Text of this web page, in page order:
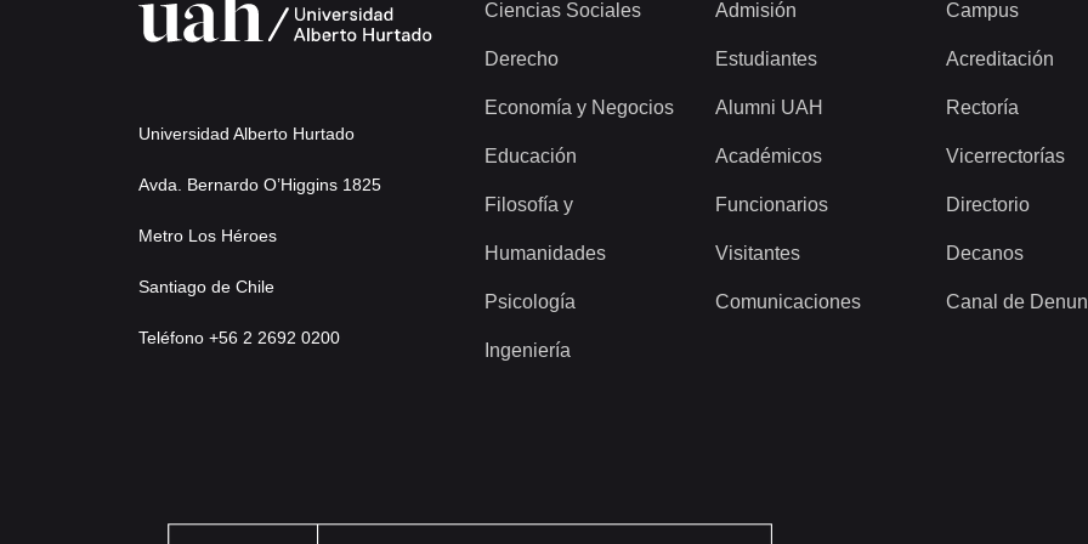
Universidad Alberto Hurtado
Avda. Bernardo O’Higgins 1825
Metro Los Héroes
Santiago de Chile
Teléfono +56 2 2692 0200
Ciencias Sociales
Derecho
Economía y Negocios
Educación
Filosofía y
Humanidades
Psicología
Ingeniería
Admisión
Estudiantes
Alumni UAH
Académicos
Funcionarios
Visitantes
Comunicaciones
Campus
Acreditación
Rectoría
Vicerrectorías
Directorio
Decanos
Canal de